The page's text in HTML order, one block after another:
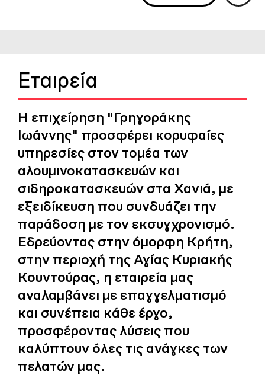
Εταιρεία
Η επιχείρηση "Γρηγοράκης
Ιωάννης" προσφέρει κορυφαίες
υπηρεσίες στον τομέα των
αλουμινοκατασκευών και
σιδηροκατασκευών στα Χανιά, με
εξειδίκευση που συνδυάζει την
παράδοση με τον εκσυγχρονισμό.
Εδρεύοντας στην όμορφη Κρήτη,
στην περιοχή της Αγίας Κυριακής
Κουντούρας, η εταιρεία μας
αναλαμβάνει με επαγγελματισμό
και συνέπεια κάθε έργο,
προσφέροντας λύσεις που
καλύπτουν όλες τις ανάγκες των
πελατών μας.